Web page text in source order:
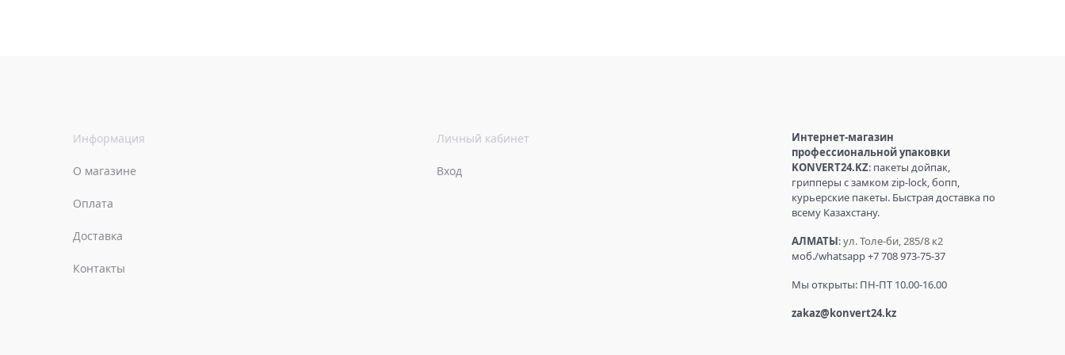
Информация
О магазине
Оплата
Доставка
Контакты
Личный кабинет
Вход
Интернет-магазин
профессиональной упаковки
KONVERT24.KZ: пакеты дойпак,
грипперы с замком zip-lock, бопп,
курьерские пакеты. Быстрая доставка по
всему Казахстану.
АЛМАТЫ:ул. Толе-би, 285/8 к2
моб./whatsapp +7 708 973-75-37
Мы открыты: ПН-ПТ 10.00-16.00
zakaz@konvert24.kz